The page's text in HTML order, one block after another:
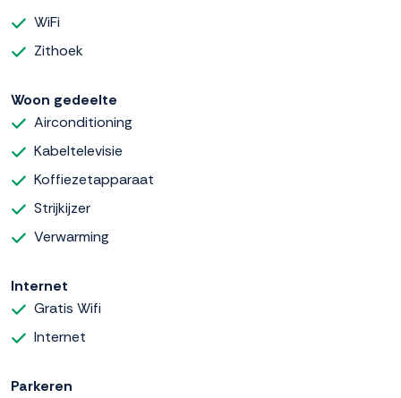
WiFi
Zithoek
Woon gedeelte
Airconditioning
Kabeltelevisie
Koffiezetapparaat
Strijkijzer
Verwarming
Internet
Gratis Wifi
Internet
Parkeren